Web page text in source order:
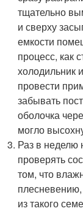
тщательно
и сверху
емкости
процесс, как
холодильник
провести
забывать
оболочка
могло
Раз в неделю
проверять
том, что
плесневению,
из такого